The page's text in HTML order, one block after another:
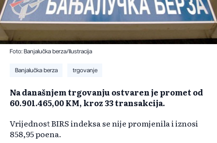
Foto: Banjalučka berza/Ilustracija
Banjalučka berza trgovanje
Na današnjem trgovanju ostvaren je promet od
60.901.465,00 KM, kroz 33 transakcija.
Vrijednost BIRS indeksa se nije promjenila i iznosi
858,95 poena.